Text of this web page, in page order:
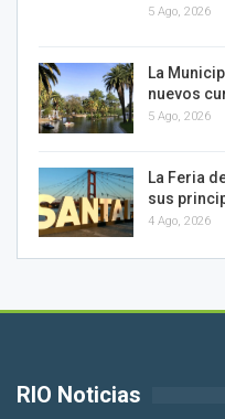
5 Ago, 2026
La
nuevos
5 Ago, 2026
La Feria
sus
4 Ago, 2026
RIO Noticias